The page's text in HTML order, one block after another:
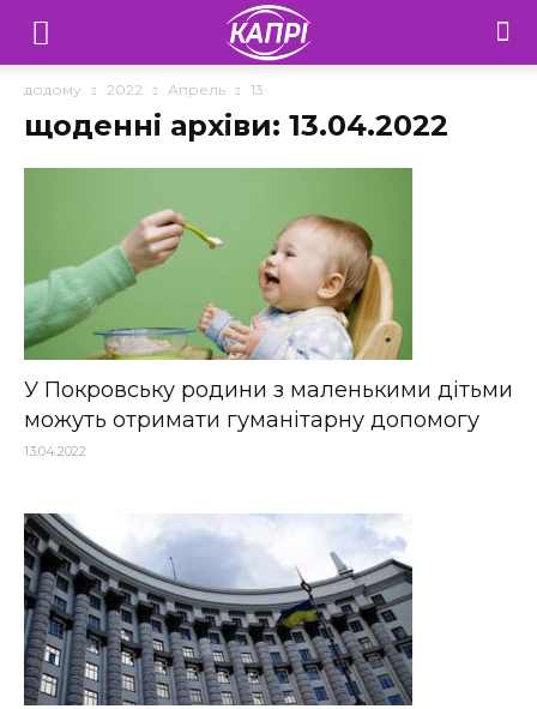
Телебачення
«Капрі»
Донеччини
додому 2022 Апрель 13
щоденні архіви: 13.04.2022
У Покровську родини з маленькими дітьми
можуть отримати гуманітарну допомогу
13.04.2022